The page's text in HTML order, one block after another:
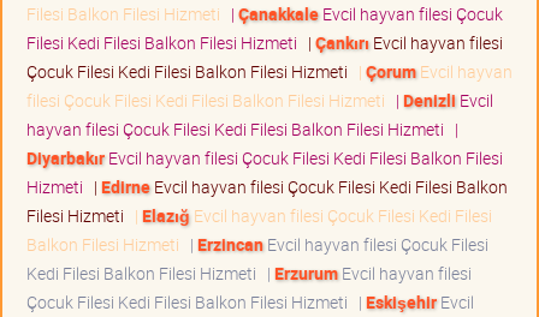
Filesi Balkon Filesi Hizmeti | ÇanakkaleEvcil hayvan filesi Çocuk
Filesi Kedi Filesi Balkon Filesi Hizmeti | Çankırı Evcil hayvan filesi
Çocuk Filesi Kedi Filesi Balkon Filesi Hizmeti | ÇorumEvcil hayvan
filesi Çocuk Filesi Kedi Filesi Balkon Filesi Hizmeti | Denizli Evcil
hayvan filesi Çocuk Filesi Kedi Filesi Balkon Filesi Hizmeti |
DiyarbakırEvcil hayvan filesi Çocuk Filesi Kedi Filesi Balkon Filesi
Hizmeti | EdirneEvcil hayvan filesi Çocuk Filesi Kedi Filesi Balkon
Filesi Hizmeti | Elazığ Evcil hayvan filesi Çocuk Filesi Kedi Filesi
Balkon Filesi Hizmeti | ErzincanEvcil hayvan filesi Çocuk Filesi
Kedi Filesi Balkon Filesi Hizmeti | ErzurumEvcil hayvan filesi
Çocuk Filesi Kedi Filesi Balkon Filesi Hizmeti | EskişehirEvcil